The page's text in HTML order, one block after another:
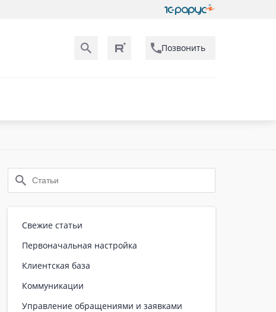
Позвонить
Свежие статьи
Первоначальная настройка
Клиентская база
Коммуникации
Управление обращениями и заявками